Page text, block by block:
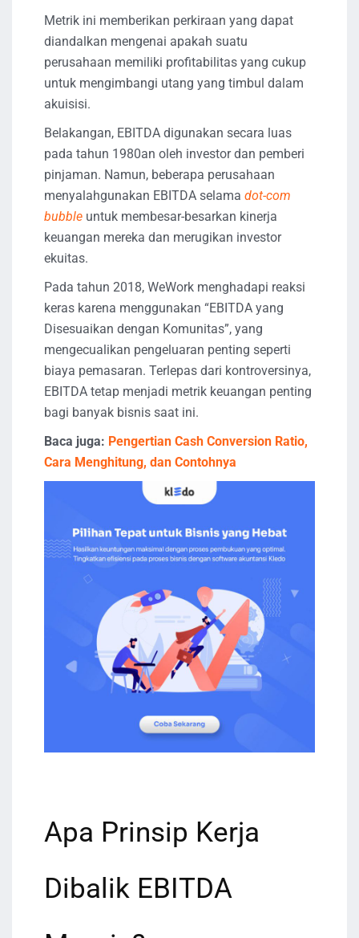
Metrik ini memberikan perkiraan yang dapat
diandalkan mengenai apakah suatu
perusahaan memiliki profitabilitas yang cukup
untuk mengimbangi utang yang timbul dalam
akuisisi.
Belakangan, EBITDA digunakan secara luas
pada tahun 1980an oleh investor dan pemberi
pinjaman. Namun, beberapa perusahaan
menyalahgunakan EBITDA selama dot-com
bubble untuk membesar-besarkan kinerja
keuangan mereka dan merugikan investor
ekuitas.
Pada tahun 2018, WeWork menghadapi reaksi
keras karena menggunakan “EBITDA yang
Disesuaikan dengan Komunitas”, yang
mengecualikan pengeluaran penting seperti
biaya pemasaran. Terlepas dari kontroversinya,
EBITDA tetap menjadi metrik keuangan penting
bagi banyak bisnis saat ini.
Baca juga: Pengertian Cash Conversion Ratio,
Cara Menghitung, dan Contohnya
Apa Prinsip Kerja
Dibalik EBITDA